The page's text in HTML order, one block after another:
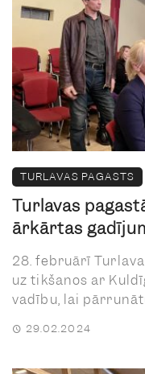
TURLAVAS PAGASTS
Turlavas
ārkārtas
28. februārī
uz tikšanos ar
vadību, lai
29.02.2024